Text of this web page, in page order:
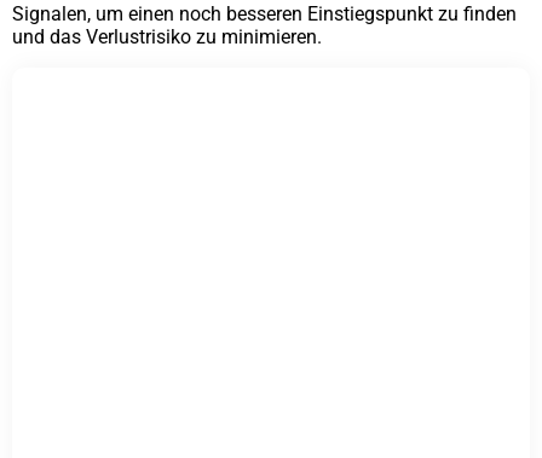
Signalen, um einen noch besseren Einstiegspunkt zu finden
und das Verlustrisiko zu minimieren.